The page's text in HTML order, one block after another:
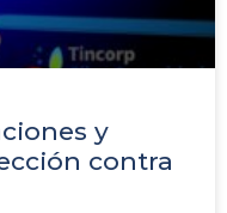
y
contra